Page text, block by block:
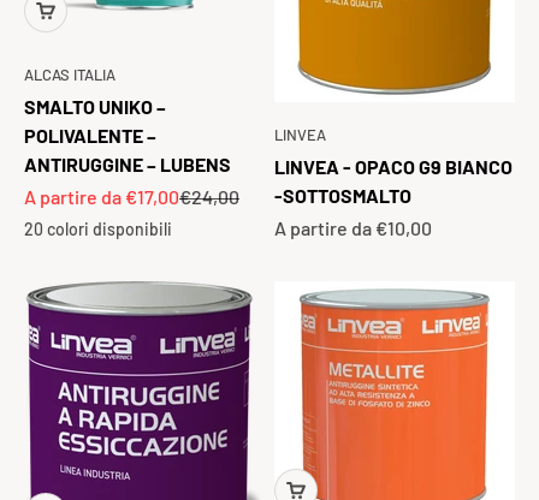
ALCAS ITALIA
SMALTO UNIKO –
POLIVALENTE –
ANTIRUGGINE – LUBENS
Prezzo scontato
A partire da €17,00Prezzo
€24,00
20 colori disponibili
LINVEA
LINVEA - OPACO G9 BIANCO
-SOTTOSMALTO
Prezzo scontato
A partire da €10,00